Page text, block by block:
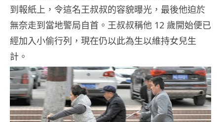
到報紙上，令這名王叔叔的容貌曝光，最後他迫於
無奈走到當地警局自首。王叔叔稱他 12 歲開始便已
經加入小偷行列，現在仍以此為生以維持女兒生
計。